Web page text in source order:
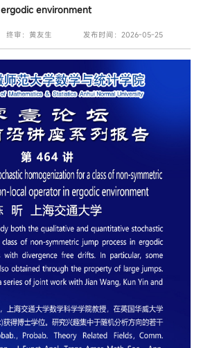
ergodic environment
终审：黄友生 发布时间：2026-05-25